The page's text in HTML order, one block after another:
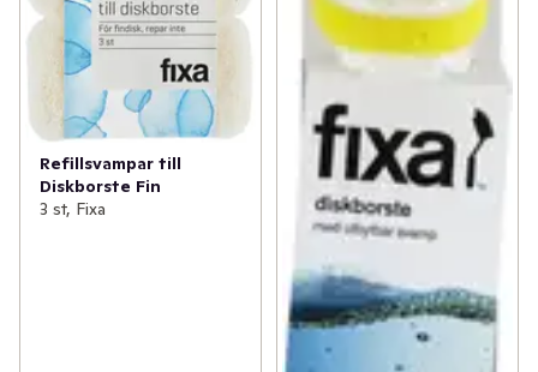
Refillsvampar till
Diskborste Fin
3 st, Fixa